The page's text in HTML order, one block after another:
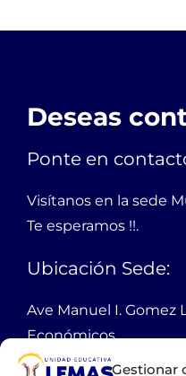
Gestionar
Deseas
Ponte en
Visítanos en la sede
Te esperamos !!.
Ubicación Sede:
Ave Manuel I. Gomez
Económicos,
Mucho Lote 1 mz 2301